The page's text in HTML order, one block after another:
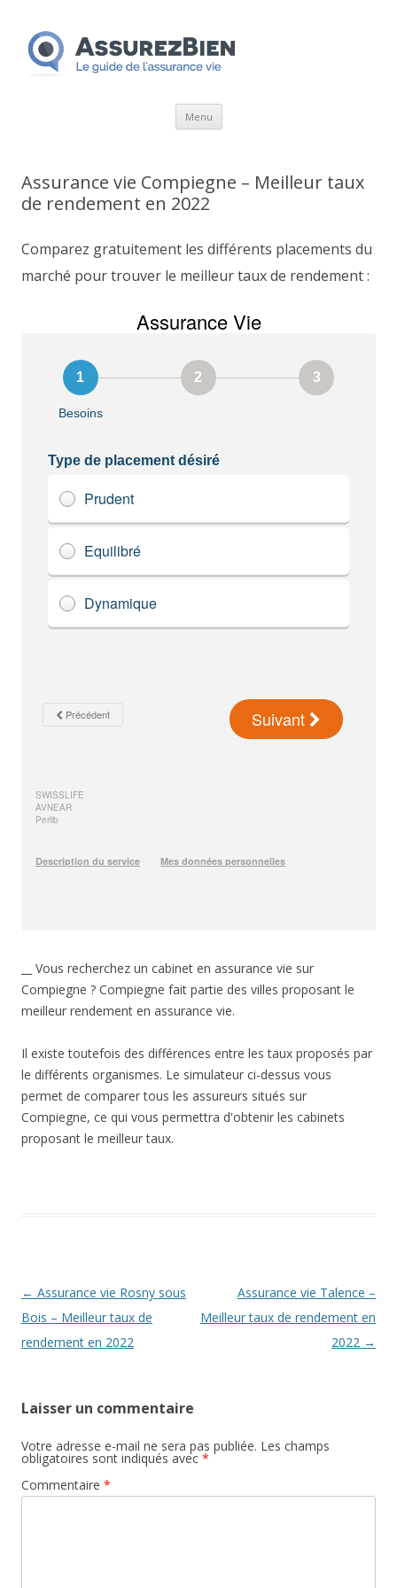
Menu Aller
Assurance vie Compiegne – Meilleur taux
de rendement en 2022
Comparez gratuitement les différents placements du
marché pour trouver le meilleur taux de rendement :
__ Vous recherchez un cabinet en assurance vie sur
Compiegne ? Compiegne fait partie des villes proposant le
meilleur rendement en assurance vie.
Il existe toutefois des différences entre les taux proposés par
le différents organismes. Le simulateur ci-dessus vous
permet de comparer tous les assureurs situés sur
Compiegne, ce qui vous permettra d'obtenir les cabinets
proposant le meilleur taux.
Navigation
des
articles
← Assurance vie Rosny sous
Bois – Meilleur taux de
rendement en 2022
Assurance vie Talence –
Meilleur taux de rendement en
2022 →
Laisser un commentaire
Votre adresse e-mail ne sera pas publiée. Les champs
obligatoires sont indiqués avec *
Commentaire *